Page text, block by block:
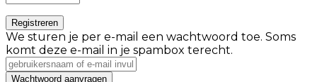
We sturen je per e-mail een wachtwoord toe. Soms
komt deze e-mail in je spambox terecht.